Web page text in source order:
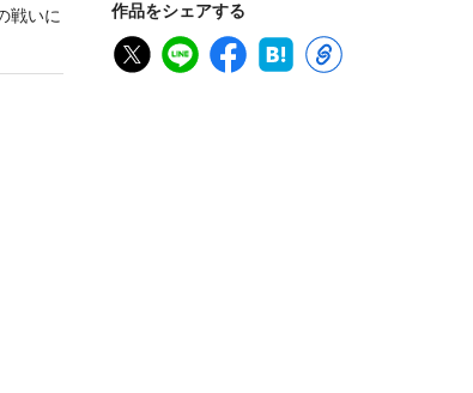
作品をシェアする
戦いに